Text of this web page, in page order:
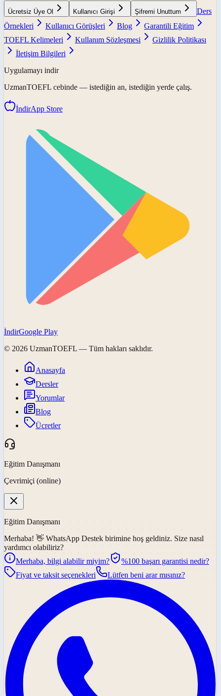
Ücretsiz Üye Ol Kullanıcı Girişi Şifremi Unuttum
Ders
Örnekleri
Kullanıcı Görüşleri Blog
Garantili Eğitim
TOEFL Kelimeleri
Kullanım Sözleşmesi
Gizlilik Politikası
İletişim Bilgileri
Uygulamayı indir
UzmanTOEFL cebinde — istediğin an, istediğin yerde çalış.
İndirApp Store
İndirGoogle Play
© 2026 UzmanTOEFL — Tüm hakları saklıdır.
Anasayfa
Dersler
Yorumlar
Blog
Ücretler
Eğitim Danışmanı
Çevrimiçi (online)
Eğitim Danışmanı
Merhaba! 👋 WhatsApp Destek birimine hoş geldiniz. Size nasıl
yardımcı olabiliriz?
Merhaba, bilgi alabilir miyim?
%100 başarı garantisi nedir?
Fiyat ve taksit seçenekleri
Lütfen beni arar mısınız?